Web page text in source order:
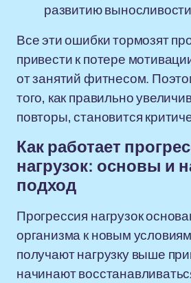
развитию
Все эти ошибки тормозят
привести к потере
от занятий фитнесом.
того, как правильно
повторы, становится
Как работает
нагрузок: основы и
подход
Прогрессия нагрузок
организма к новым
получают нагрузку выше
начинают